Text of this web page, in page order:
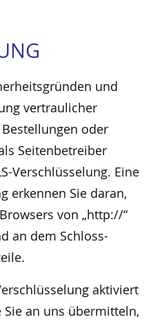
und
vertraulicher
oder
Seitenbetreiber
Verschlüsselung. Eine
erkennen Sie daran,
von „http://“
an dem Schloss-
aktiviert
an uns übermitteln,